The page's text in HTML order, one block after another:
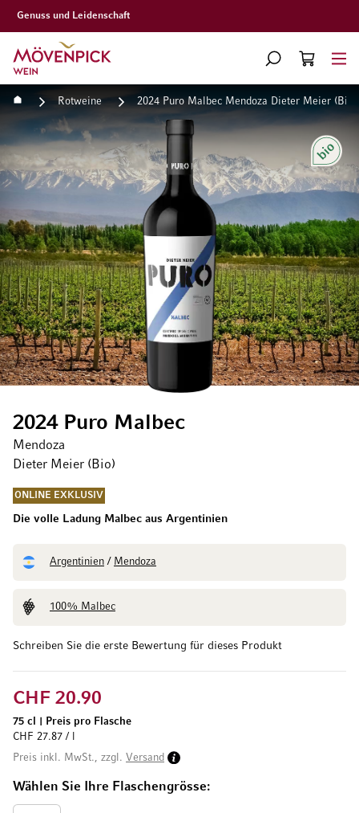
Gratislieferung ab CHF 300.–
Zur Startseite
SUCHE
WARENKORB
Startseite Rotweine 2024 Puro Malbec Mendoza Dieter Meier (Bio)
Schreiben Sie die erste Bewertung für dieses Produkt
Bio
2024 Puro Malbec
Mendoza
Dieter Meier (Bio)
ONLINE EXKLUSIV
Die volle Ladung Malbec aus Argentinien
Argentinien / Mendoza
100% Malbec
Wählen Sie Ihre Flaschengrösse
CHF 20.90
75 cl
Preis pro Flasche
CHF 27.87 / l
Preis inkl. MwSt., zzgl. Versand
Zum Ende der Bildgalerie springen
Zum Anfang der